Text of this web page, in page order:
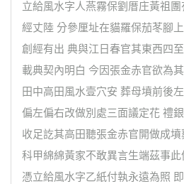
立給風水字人燕霧保劉厝庄黃祖
經丈陸 分參厘址在貓羅保茄苳腳
創經有出 典與江日春官其東西四
載典契內明白 今因張金赤官欲為
田中高田風水壹穴安 葬母墳前後
偏左偏右改做別處三面議定花 禮
收足訖其高田聽張金赤官開做成
科甲綿綿黃家不敢異言生端茲事
憑立給風水字乙紙付執永遠為照